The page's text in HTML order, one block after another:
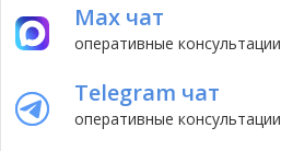
Max чат
оперативные консультации
Telegram чат
оперативные консультации